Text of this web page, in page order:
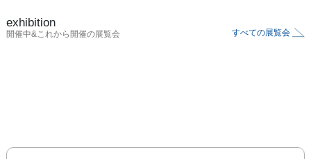
exhibition
開催中&これから開催の展覧会 すべての展覧会